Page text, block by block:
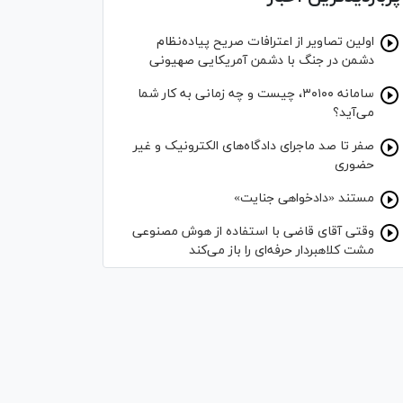
اولین تصاویر از اعترافات صریح پیاده‌نظام‌
دشمن در جنگ با دشمن آمریکایی صهیونی
سامانه ۳۰۱۰۰، چیست و چه زمانی به کار شما
می‌آید؟
صفر تا صد ماجرای دادگاه‌های الکترونیک و غیر
حضوری
مستند «دادخواهی جنایت»
وقتی آقای قاضی با استفاده از هوش مصنوعی
مشت کلاهبردار حرفه‌ای را باز می‌کند